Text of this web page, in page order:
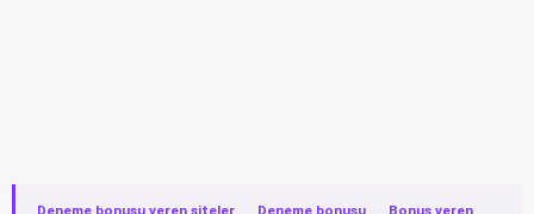
Deneme bonusu veren siteler · Deneme bonusu ·
Bonus veren